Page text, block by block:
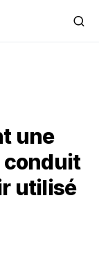
une
conduit
utilisé